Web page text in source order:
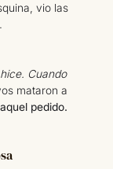
vio las
Cuando
mataron a
pedido.